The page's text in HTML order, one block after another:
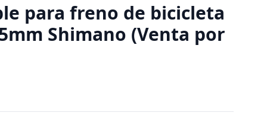
para freno de bicicleta
5mm Shimano (Venta por